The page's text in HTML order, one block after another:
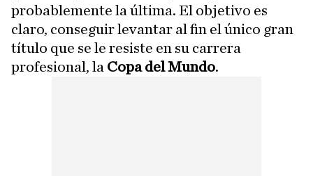
probablemente la última. El objetivo es
claro, conseguir levantar al fin el único gran
título que se le resiste en su carrera
profesional, la Copa del Mundo.